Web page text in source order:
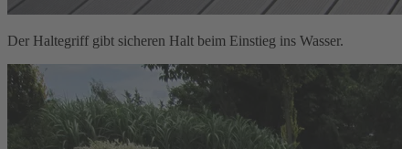
Der Haltegriff gibt sicheren Halt beim Einstieg ins Wasser.